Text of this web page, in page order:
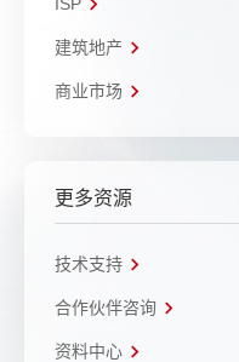
建筑地产
商业市场
更多资源
技术支持
合作伙伴咨询
资料中心